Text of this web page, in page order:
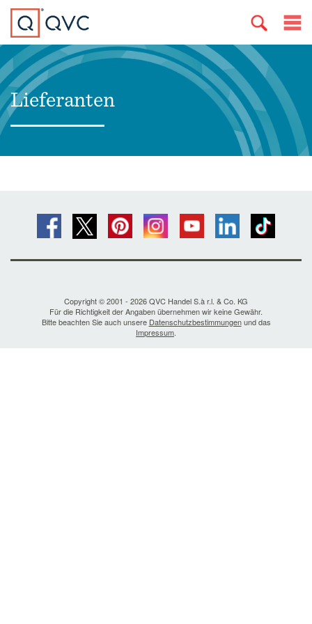
Lieferanten
Copyright © 2001 - 2026 QVC Handel S.à r.l. & Co. KG
Für die Richtigkeit der Angaben übernehmen wir keine Gewähr.
Bitte beachten Sie auch unsere Datenschutzbestimmungenund das
Impressum.